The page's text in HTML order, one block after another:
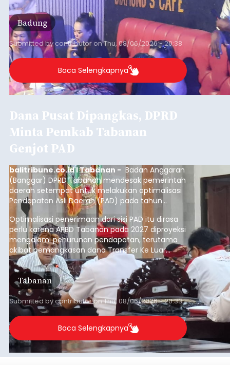
Badung
Submitted bycontributoronThu, 08/06/2026 - 20:38
Baca Selengkapnya
Dana Pusat Dipangkas, DPRD
Minta Pemkab Tabanan
Genjot PAD
balitribune.co.id I Tabanan - Badan Anggaran
(Banggar) DPRD Tabanan mendesak pemerintah
daerah setempat untuk melakukan optimalisasi
Pendapatan Asli Daerah (PAD) pada tahun
anggaran 2027.
Optimalisasi penerimaan dari sisi PAD itu dirasa
perlu karena APBD Tabanan pada 2027 diproyeksi
mengalami penurunan pendapatan, terutama
akibat pemangkasan dana Transfer Ke Luar
Daerah (TKD) dari pemerintah pusat.
Tabanan
Submitted bycontributoronThu, 08/06/2026 - 20:33
Baca Selengkapnya